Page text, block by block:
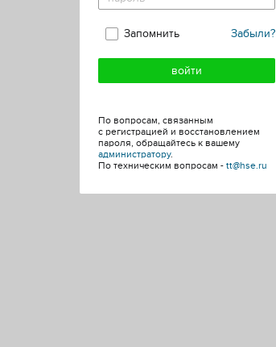
Забыли?
Запомнить
По вопросам, связанным
с регистрацией и восстановлением
пароля, обращайтесь к вашему
администратору.
По техническим вопросам - tt@hse.ru